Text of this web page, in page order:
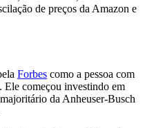
de preços da Amazon e
Forbes como a pessoa com
começou investindo em
da Anheuser-Busch